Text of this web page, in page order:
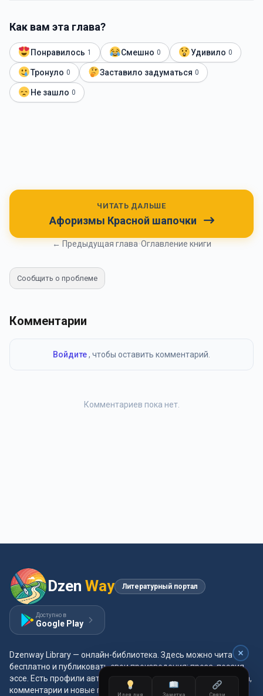
Как вам эта глава?
Понравилось 1 Смешно 0 Удивило 0
Тронуло 0 Заставило задуматься 0
Не зашло 0
ЧИТАТЬ ДАЛЬШЕ
Афоризмы Красной шапочки
← Предыдущая глава Оглавление книги
Сообщить о проблеме
Комментарии
Войдите, чтобы оставить комментарий.
Комментариев пока нет.
Dzen Way Литературный портал
Доступно в
Google Play
Dzenway Library — онлайн-библиотека. Здесь можно читать
бесплатно и публиковать свои произведения: проза, поэзия,
эссе. Есть профили авторов, жанры и метки, удобная читалка,
комментарии и новые главы каждый день.
Идея дня Заметка Связи